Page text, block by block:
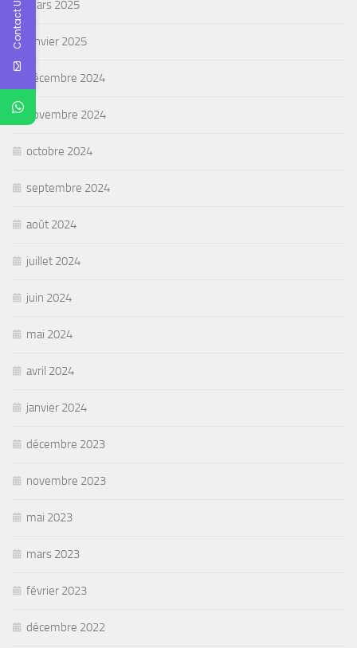
mars 2025
janvier 2025
décembre 2024
novembre 2024
octobre 2024
septembre 2024
août 2024
juillet 2024
juin 2024
mai 2024
avril 2024
janvier 2024
décembre 2023
novembre 2023
mai 2023
mars 2023
février 2023
décembre 2022
Contact Us